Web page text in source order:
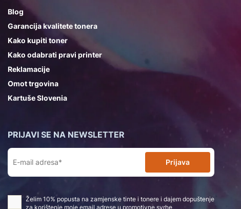
Blog
Garancija kvalitete tonera
Kako kupiti toner
Kako odabrati pravi printer
Reklamacije
Omot trgovina
Kartuše Slovenia
PRIJAVI SE NA NEWSLETTER
Prijava
Želim 10% popusta na zamjenske tinte i tonere i dajem dopuštenje
za korištenje moje email adrese u promotivne svrhe